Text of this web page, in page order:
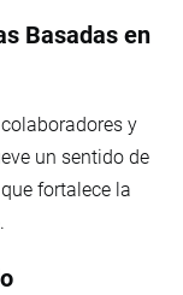
Basadas en
y
un sentido de
fortalece la